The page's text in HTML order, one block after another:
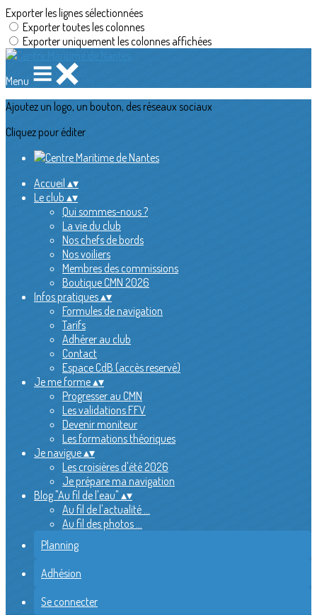
Exporter les lignes sélectionnées
Exporter toutes les colonnes
Exporter uniquement les colonnes affichées
Menu
Ajoutez un logo, un bouton, des réseaux sociaux
Cliquez pour éditer
Accueil ▴▾
Le club ▴▾
Qui sommes-nous ?
La vie du club
Nos chefs de bords
Nos voiliers
Membres des commissions
Boutique CMN 2026
Infos pratiques▴▾
Formules de navigation
Tarifs
Adhérer au club
Contact
Espace CdB (accès reservé)
Je me forme▴▾
Progresser au CMN
Les validations FFV
Devenir moniteur
Les formations théoriques
Je navigue▴▾
Les croisières d'été 2026
Je prépare ma navigation
Blog "Au fil de l'eau" ▴▾
Au fil de l'actualité ...
Au fil des photos ...
Planning
Adhésion
Se connecter